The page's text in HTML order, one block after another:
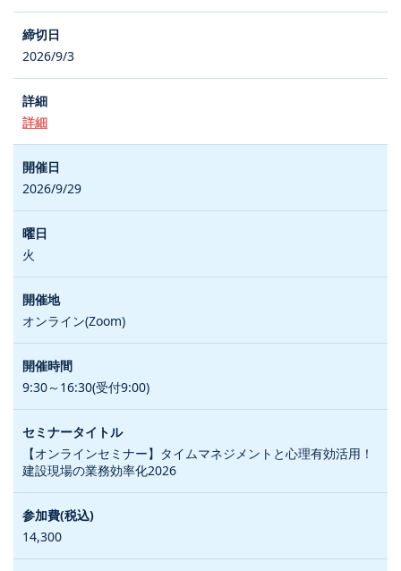
2026/9/3
詳細
2026/9/29
火
オンライン(Zoom)
9:30～16:30(受付9:00)
【オンラインセミナー】タイムマネジメントと心理有効活用！
建設現場の業務効率化2026
14,300